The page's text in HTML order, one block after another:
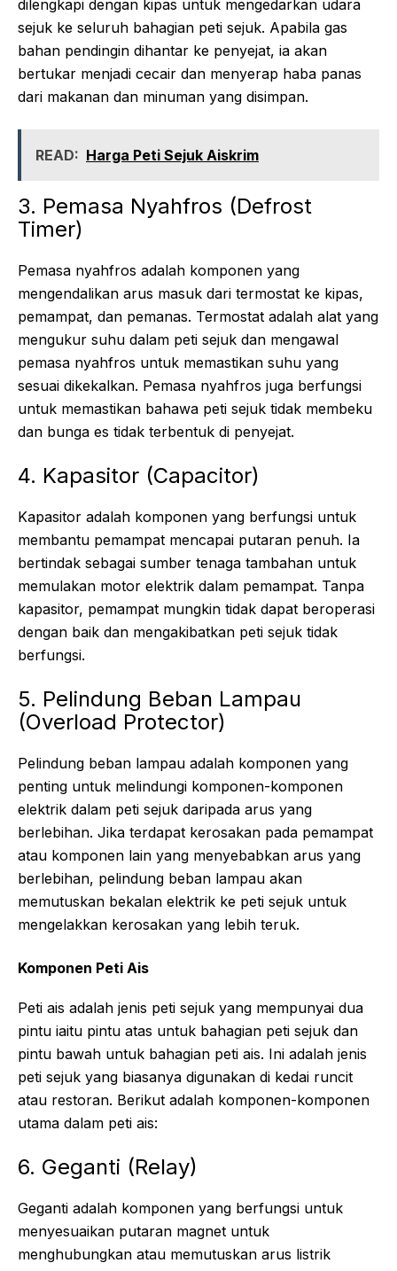
dilengkapi dengan kipas untuk mengedarkan udara
sejuk ke seluruh bahagian peti sejuk. Apabila gas
bahan pendingin dihantar ke penyejat, ia akan
bertukar menjadi cecair dan menyerap haba panas
dari makanan dan minuman yang disimpan.
READ: Harga Peti Sejuk Aiskrim
3. Pemasa Nyahfros (Defrost
Timer)
Pemasa nyahfros adalah komponen yang
mengendalikan arus masuk dari termostat ke kipas,
pemampat, dan pemanas. Termostat adalah alat yang
mengukur suhu dalam peti sejuk dan mengawal
pemasa nyahfros untuk memastikan suhu yang
sesuai dikekalkan. Pemasa nyahfros juga berfungsi
untuk memastikan bahawa peti sejuk tidak membeku
dan bunga es tidak terbentuk di penyejat.
4. Kapasitor (Capacitor)
Kapasitor adalah komponen yang berfungsi untuk
membantu pemampat mencapai putaran penuh. Ia
bertindak sebagai sumber tenaga tambahan untuk
memulakan motor elektrik dalam pemampat. Tanpa
kapasitor, pemampat mungkin tidak dapat beroperasi
dengan baik dan mengakibatkan peti sejuk tidak
berfungsi.
5. Pelindung Beban Lampau
(Overload Protector)
Pelindung beban lampau adalah komponen yang
penting untuk melindungi komponen-komponen
elektrik dalam peti sejuk daripada arus yang
berlebihan. Jika terdapat kerosakan pada pemampat
atau komponen lain yang menyebabkan arus yang
berlebihan, pelindung beban lampau akan
memutuskan bekalan elektrik ke peti sejuk untuk
mengelakkan kerosakan yang lebih teruk.
Komponen Peti Ais
Peti ais adalah jenis peti sejuk yang mempunyai dua
pintu iaitu pintu atas untuk bahagian peti sejuk dan
pintu bawah untuk bahagian peti ais. Ini adalah jenis
peti sejuk yang biasanya digunakan di kedai runcit
atau restoran. Berikut adalah komponen-komponen
utama dalam peti ais:
6. Geganti (Relay)
Geganti adalah komponen yang berfungsi untuk
menyesuaikan putaran magnet untuk
menghubungkan atau memutuskan arus listrik